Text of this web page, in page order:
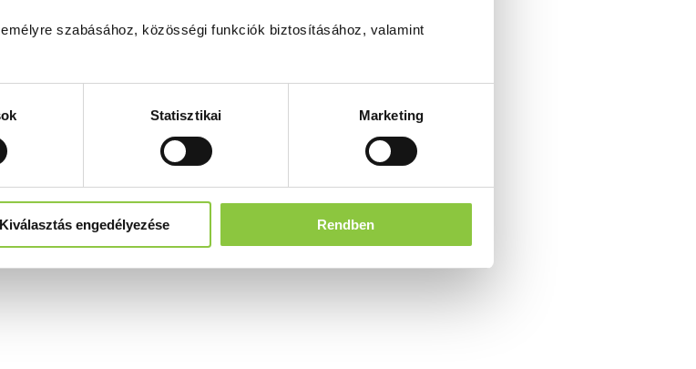
szabásához, közösségi funkciók biztosításához, valamint
Statisztikai Marketing
Kiválasztás engedélyezése Rendben